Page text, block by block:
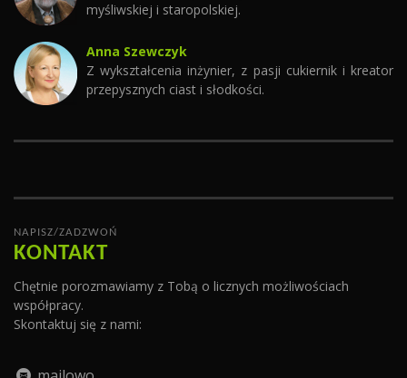
myśliwskiej i staropolskiej.
Anna Szewczyk
Z wykształcenia inżynier, z pasji cukiernik i kreator
przepysznych ciast i słodkości.
NAPISZ/ZADZWOŃ
KONTAKT
Chętnie porozmawiamy z Tobą o licznych możliwościach
współpracy.
Skontaktuj się z nami: